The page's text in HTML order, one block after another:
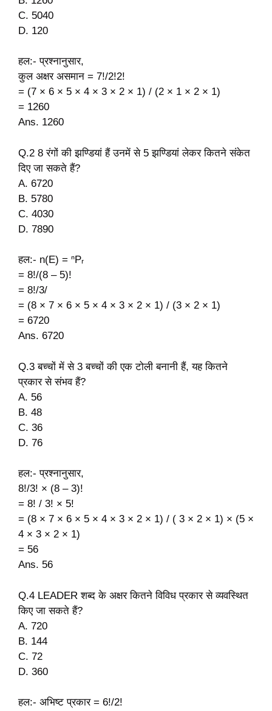
C. 5040
D. 120
हल:- प्रश्नानुसार,
कुल अक्षर असमान = 7!/2!2!
= (7 × 6 × 5 × 4 × 3 × 2 × 1) / (2 × 1 × 2 × 1)
= 1260
Ans. 1260
Q.2 8 रंगों की झण्डियां हैं उनमें से 5 झण्डियां लेकर कितने संकेत
दिए जा सकते हैं?
A. 6720
B. 5780
C. 4030
D. 7890
हल:- n(E) = ⁿPᵣ
= 8!/(8 – 5)!
= 8!/3/
= (8 × 7 × 6 × 5 × 4 × 3 × 2 × 1) / (3 × 2 × 1)
= 6720
Ans. 6720
Q.3 बच्चों में से 3 बच्चों की एक टोली बनानी हैं, यह कितने
प्रकार से संभव हैं?
A. 56
B. 48
C. 36
D. 76
हल:- प्रश्नानुसार,
8!/3! × (8 – 3)!
= 8! / 3! × 5!
= (8 × 7 × 6 × 5 × 4 × 3 × 2 × 1) / ( 3 × 2 × 1) × (5 ×
4 × 3 × 2 × 1)
= 56
Ans. 56
Q.4 LEADER शब्द के अक्षर कितने विविध प्रकार से व्यवस्थित
किए जा सकते हैं?
A. 720
B. 144
C. 72
D. 360
हल:- अभिष्ट प्रकार = 6!/2!